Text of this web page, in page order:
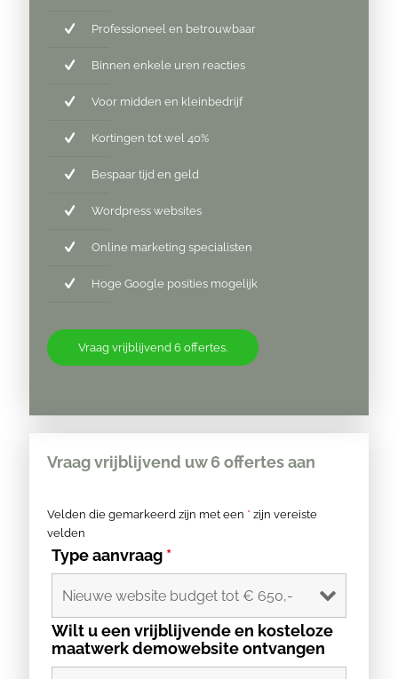
Professioneel en betrouwbaar
Binnen enkele uren reacties
Voor midden en kleinbedrijf
Kortingen tot wel 40%
Bespaar tijd en geld
Wordpress websites
Online marketing specialisten
Hoge Google posities mogelijk
Vraag vrijblijvend 6 offertes.
Vraag vrijblijvend uw 6 offertes aan
Velden die gemarkeerd zijn met een * zijn vereiste
velden
Type aanvraag *
Wilt u een vrijblijvende en kosteloze
maatwerk demowebsite ontvangen